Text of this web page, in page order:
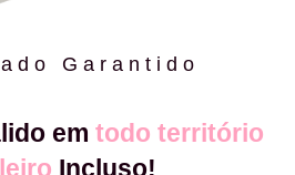
Garantido
em todo território
Incluso!